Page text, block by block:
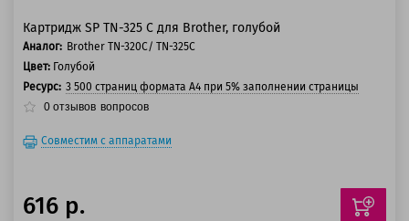
Картридж SP TN-325 C для Brother, голубой
Аналог: Brother TN-320C/ TN-325C
Цвет: Голубой
Ресурс: 3 500 страниц формата А4 при 5% заполнении страницы
0 отзывов вопросов
Совместим с аппаратами
616 р.